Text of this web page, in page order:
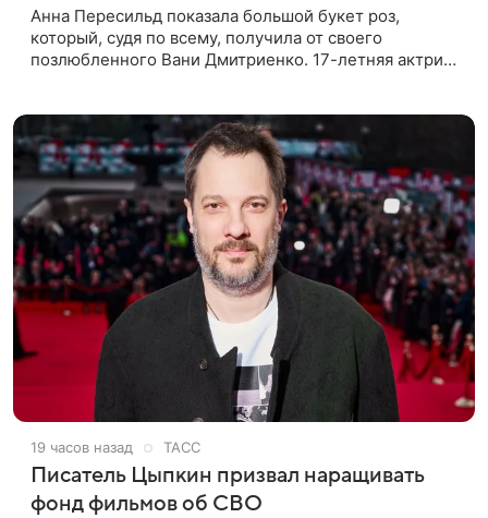
Анна Пересильд показала большой букет роз,
который, судя по всему, получилa от своего
позлюбленного Вани Дмитриенко. 17-летняя актриса
19 часов назад ТАСС
Писатель Цыпкин призвал наращивать
фонд фильмов об СВО